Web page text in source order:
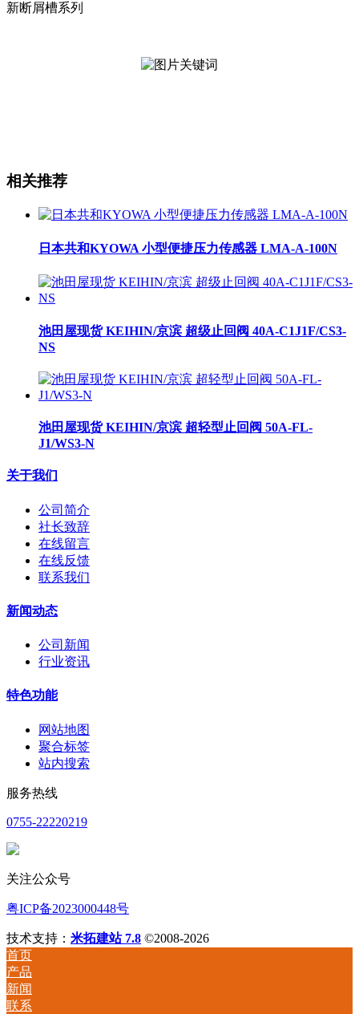
新断屑槽系列
相关推荐
日本共和KYOWA 小型便捷压力传感器 LMA-A-100N
池田屋现货 KEIHIN/京滨 超级止回阀 40A-C1J1F/CS3-
NS
池田屋现货 KEIHIN/京滨 超轻型止回阀 50A-FL-
J1/WS3-N
关于我们
公司简介
社长致辞
在线留言
在线反馈
联系我们
新闻动态
公司新闻
行业资讯
特色功能
网站地图
聚合标签
站内搜索
服务热线
0755-22220219
关注公众号
粤ICP备2023000448号
技术支持： 米拓建站 7.8 ©2008-2026
首页
产品
新闻
联系